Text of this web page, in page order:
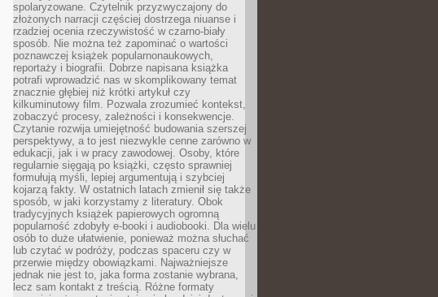
spolaryzowane. Czytelnik przyzwyczajony do
złożonych narracji częściej dostrzega niuanse i
rzadziej ocenia rzeczywistość w czarno-biały
sposób. Nie można też zapominać o wartości
poznawczej książek popularnonaukowych,
reportaży i biografii. Dobrze napisana książka
potrafi wprowadzić nas w skomplikowany temat
znacznie głębiej niż krótki artykuł czy
kilkuminutowy film. Pozwala zrozumieć kontekst,
zobaczyć procesy, zależności i konsekwencje.
Czytanie rozwija umiejętność budowania szerszej
perspektywy, a to jest niezwykle cenne zarówno w
edukacji, jak i w pracy zawodowej. Osoby, które
regularnie sięgają po książki, często sprawniej
formułują myśli, lepiej argumentują i szybciej
kojarzą fakty. W ostatnich latach zmienił się także
sposób, w jaki korzystamy z literatury. Obok
tradycyjnych książek papierowych ogromną
popularność zdobyły e-booki i audiobooki. Dla wielu
osób to duże ułatwienie, ponieważ można słuchać
lub czytać w podróży, podczas spaceru czy w
przerwie między obowiązkami. Najważniejsze
jednak nie jest to, jaka forma zostanie wybrana,
lecz sam kontakt z treścią. Różne formaty